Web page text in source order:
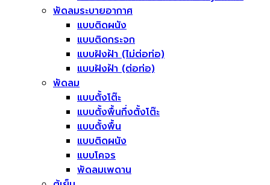
พัดลมระบายอากาศ
แบบติดผนัง
แบบติดกระจก
แบบฝังฝ้า (ไม่ต่อท่อ)
แบบฝังฝ้า (ต่อท่อ)
พัดลม
แบบตั้งโต๊ะ
แบบตั้งพื้นกึ่งตั้งโต๊ะ
แบบตั้งพื้น
แบบติดผนัง
แบบโคจร
พัดลมเพดาน